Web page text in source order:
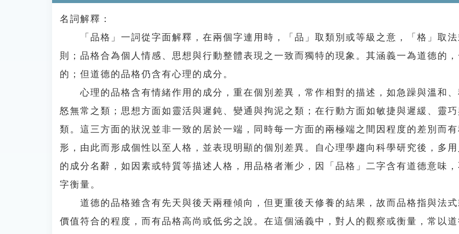
名詞解釋：
「品格」一詞從字面解釋，在兩個字連用時，「品」取類別或等級之意，「格」取法
則；品格合為個人情感、思想與行動整體表現之一致而獨特的現象。其涵義一為道德的
的；但道德的品格仍含有心理的成分。
心理的品格含有情緒作用的成分，重在個別差異，常作相對的描述，如急躁與溫和、
怒無常之類；思想方面如靈活與遲鈍、變通與拘泥之類；在行動方面如敏捷與遲緩、靈巧
類。這三方面的狀況並非一致的居於一端，同時每一方面的兩極端之間因程度的差別而
形，由此而形成個性以至人格，並表現明顯的個別差異。自心理學趨向科學研究後，多
的成分名辭，如因素或特質等描述人格，用品格者漸少，因「品格」二字含有道德意味
字衡量。
道德的品格雖含有先天與後天兩種傾向，但更重後天修養的結果，故而品格指與法式
價值符合的程度，而有品格高尚或低劣之說。在這個涵義中，對人的觀察或衡量，常以